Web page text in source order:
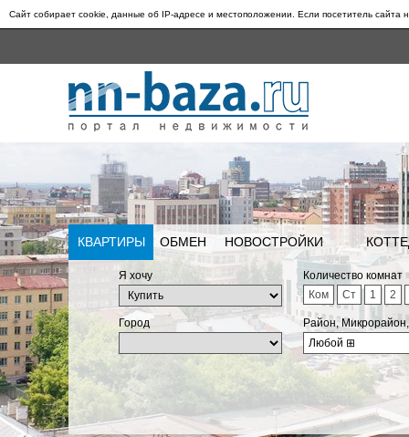
Сайт собирает cookie, данные об IP-адресе и местоположении. Если посетитель сайта
КВАРТИРЫ ОБМЕН НОВОСТРОЙКИ
Я хочу
Количество комнат
Ком
Ст 1 2
Город
Район,
Любой ⊞